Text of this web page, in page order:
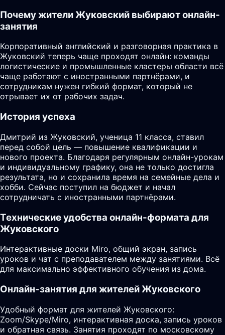
Почему жителиЖуковский выбирают онлайн-
занятия
Корпоративный английский и разговорная практика в
Жуковский теперь чаще проходят онлайн: команды
логистические и промышленные кластеры области всё
чаще работают с иностранными партнёрами, и
сотрудникам нужен гибкий формат, который не
отрывает их от рабочих задач.
История успеха
Дмитрий из Жуковский, ученица 11 класса, ставил
перед собой цель — повышение квалификации и
нового проекта. Благодаря регулярным онлайн-урокам
и индивидуальному графику, она не только достигла
результата, но и сохранила время на семейные дела и
хобби. Сейчас поступил на бюджет и начал
сотрудничать с иностранными партнёрами.
Технические удобства онлайн-формата для
Жуковского
Интерактивные доски Miro, общий экран, запись
уроков и чат с преподавателем между занятиями. Всё
для максимально эффективного обучения из дома.
Онлайн-занятия для жителей Жуковского
Удобный формат для жителей Жуковского:
Zoom/Skype/Miro, интерактивная доска, запись уроков
и обратная связь. Занятия проходят по московскому